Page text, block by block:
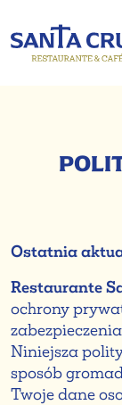
Ostatnia
Restaurante
ochrony
Niniejsza
sposób
Twoje dane